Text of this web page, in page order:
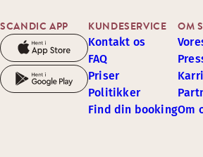
SCANDIC APP KUNDESERVICE
Kontakt os
FAQ
Priser
Politikker
Find din booking
OM
Om